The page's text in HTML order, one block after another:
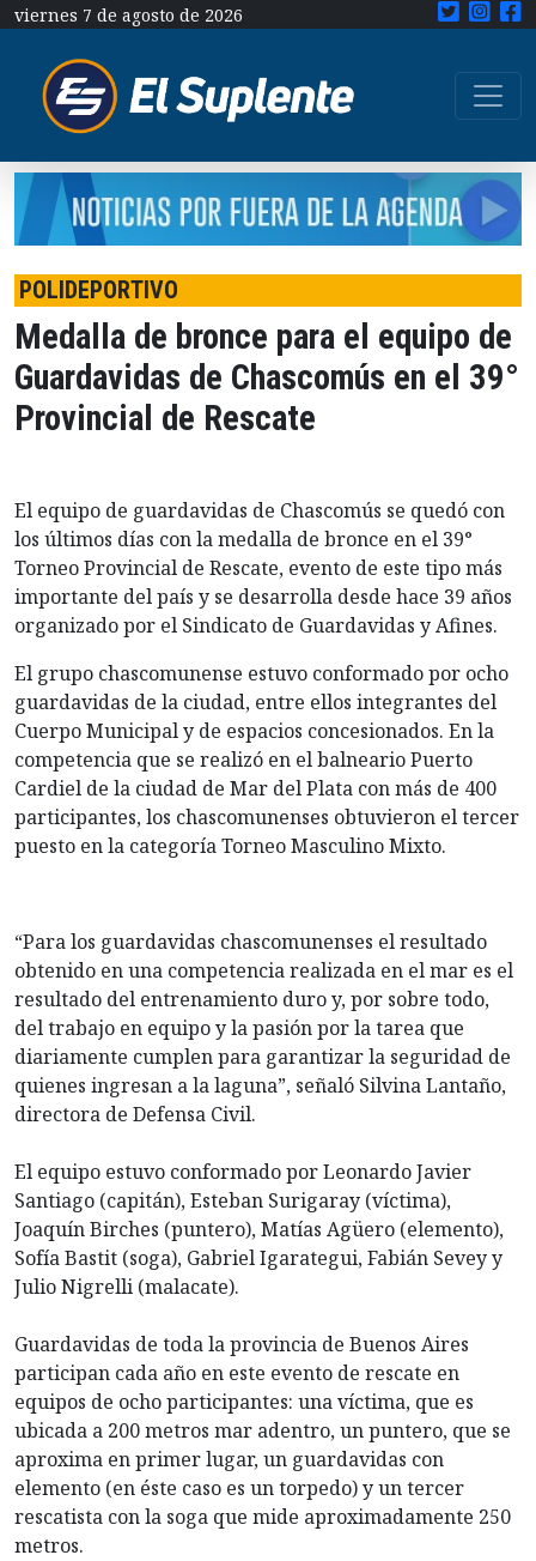
viernes 7 de agosto de 2026
POLIDEPORTIVO
Medalla de bronce para el equipo de
Guardavidas de Chascomús en el 39°
Provincial de Rescate
El equipo de guardavidas de Chascomús se quedó con
los últimos días con la medalla de bronce en el 39°
Torneo Provincial de Rescate, evento de este tipo más
importante del país y se desarrolla desde hace 39 años
organizado por el Sindicato de Guardavidas y Afines.
El grupo chascomunense estuvo conformado por ocho
guardavidas de la ciudad, entre ellos integrantes del
Cuerpo Municipal y de espacios concesionados. En la
competencia que se realizó en el balneario Puerto
Cardiel de la ciudad de Mar del Plata con más de 400
participantes, los chascomunenses obtuvieron el tercer
puesto en la categoría Torneo Masculino Mixto.
“Para los guardavidas chascomunenses el resultado
obtenido en una competencia realizada en el mar es el
resultado del entrenamiento duro y, por sobre todo,
del trabajo en equipo y la pasión por la tarea que
diariamente cumplen para garantizar la seguridad de
quienes ingresan a la laguna”, señaló Silvina Lantaño,
directora de Defensa Civil.
El equipo estuvo conformado por Leonardo Javier
Santiago (capitán), Esteban Surigaray (víctima),
Joaquín Birches (puntero), Matías Agüero (elemento),
Sofía Bastit (soga), Gabriel Igarategui, Fabián Sevey y
Julio Nigrelli (malacate).
Guardavidas de toda la provincia de Buenos Aires
participan cada año en este evento de rescate en
equipos de ocho participantes: una víctima, que es
ubicada a 200 metros mar adentro, un puntero, que se
aproxima en primer lugar, un guardavidas con
elemento (en éste caso es un torpedo) y un tercer
rescatista con la soga que mide aproximadamente 250
metros.